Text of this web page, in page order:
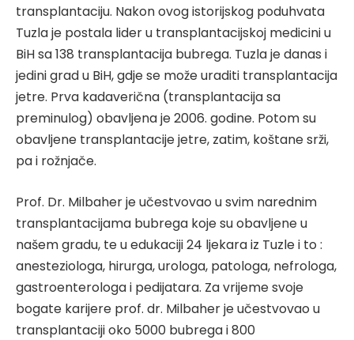
transplantaciju. Nakon ovog istorijskog poduhvata
Tuzla je postala lider u transplantacijskoj medicini u
BiH sa 138 transplantacija bubrega. Tuzla je danas i
jedini grad u BiH, gdje se može uraditi transplantacija
jetre. Prva kadaverična (transplantacija sa
preminulog) obavljena je 2006. godine. Potom su
obavljene transplantacije jetre, zatim, koštane srži,
pa i rožnjače.
Prof. Dr. Milbaher je učestvovao u svim narednim
transplantacijama bubrega koje su obavljene u
našem gradu, te u edukaciji 24 ljekara iz Tuzle i to :
anesteziologa, hirurga, urologa, patologa, nefrologa,
gastroenterologa i pedijatara. Za vrijeme svoje
bogate karijere prof. dr. Milbaher je učestvovao u
transplantaciji oko 5000 bubrega i 800